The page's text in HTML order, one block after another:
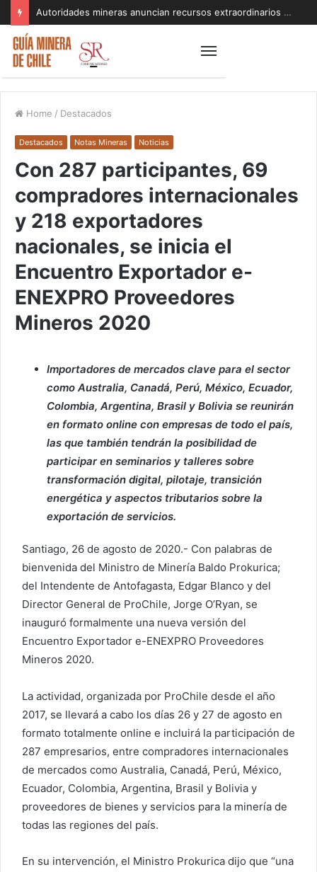
Autoridades mineras anuncian recursos extraordinarios para pequeños mineros afectados por el sistema frontal en Coquimbo y Atacama
Home / Destacados
Destacados Notas Mineras Noticias
Con 287 participantes, 69
compradores internacionales
y 218 exportadores
nacionales, se inicia el
Encuentro Exportador e-
ENEXPRO Proveedores
Mineros 2020
Importadores de mercados clave para el sector
como Australia, Canadá, Perú, México, Ecuador,
Colombia, Argentina, Brasil y Bolivia se reunirán
en formato online con empresas de todo el país,
las que también tendrán la posibilidad de
participar en seminarios y talleres sobre
transformación digital, pilotaje, transición
energética y aspectos tributarios sobre la
exportación de servicios.
Santiago, 26 de agosto de 2020.- Con palabras de
bienvenida del Ministro de Minería Baldo Prokurica;
del Intendente de Antofagasta, Edgar Blanco y del
Director General de ProChile, Jorge O’Ryan, se
inauguró formalmente una nueva versión del
Encuentro Exportador e-ENEXPRO Proveedores
Mineros 2020.
La actividad, organizada por ProChile desde el año
2017, se llevará a cabo los días 26 y 27 de agosto en
formato totalmente online e incluirá la participación de
287 empresarios, entre compradores internacionales
de mercados como Australia, Canadá, Perú, México,
Ecuador, Colombia, Argentina, Brasil y Bolivia y
proveedores de bienes y servicios para la minería de
todas las regiones del país.
En su intervención, el Ministro Prokurica dijo que “una